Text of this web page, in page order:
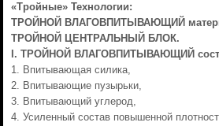
«Тройные» Технологии:
ТРОЙНОЙ ВЛАГОВПИТЫВАЮЩИЙ
ТРОЙНОЙ ЦЕНТРАЛЬНЫЙ БЛОК.
I. ТРОЙНОЙ ВЛАГОВПИТЫВАЮЩИЙ
1. Впитывающая силика,
2. Впитывающие пузырьки,
3. Впитывающий углерод,
4. Усиленный состав повышенной